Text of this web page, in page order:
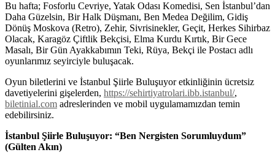
Bu hafta; Fosforlu Cevriye, Yatak Odası Komedisi, Sen İstanbul’dan
Daha Güzelsin, Bir Halk Düşmanı, Ben Medea Değilim, Gidiş
Dönüş Moskova (Retro), Zehir, Sivrisinekler, Geçit, Herkes Sihirbaz
Olacak, Karagöz Çiftlik Bekçisi, Elma Kurdu Kırtık, Bir Gece
Masalı, Bir Gün Ayakkabımın Teki, Rüya, Bekçi ile Postacı adlı
oyunlarımız seyirciyle buluşacak.
Oyun biletlerini ve İstanbul Şiirle Buluşuyor etkinliğinin ücretsiz
davetiyelerini gişelerden, https://sehirtiyatrolari.ibb.istanbul/,
biletinial.com adreslerinden ve mobil uygulamamızdan temin
edebilirsiniz.
İstanbul Şiirle Buluşuyor: “Ben Nergisten Sorumluydum”
(Gülten Akın)